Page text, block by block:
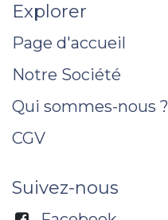
Explorer
Page d'accueil
Notre Société
Qui sommes-nous ?
CGV
Suivez-nous